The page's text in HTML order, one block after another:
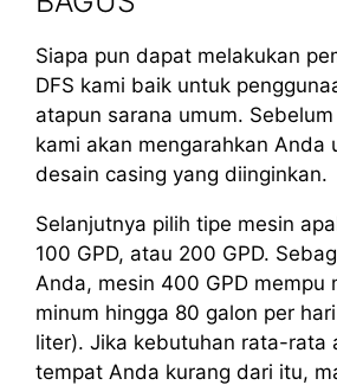
Siapa pun dapat melakukan
DFS kami baik untuk
atapun sarana umum.
kami akan mengarahkan Anda
desain casing yang diinginkan.
Selanjutnya pilih tipe mesin
100 GPD, atau 200 GPD.
Anda, mesin 400 GPD mempu
minum hingga 80 galon per
liter). Jika kebutuhan rata-rata
tempat Anda kurang dari itu,